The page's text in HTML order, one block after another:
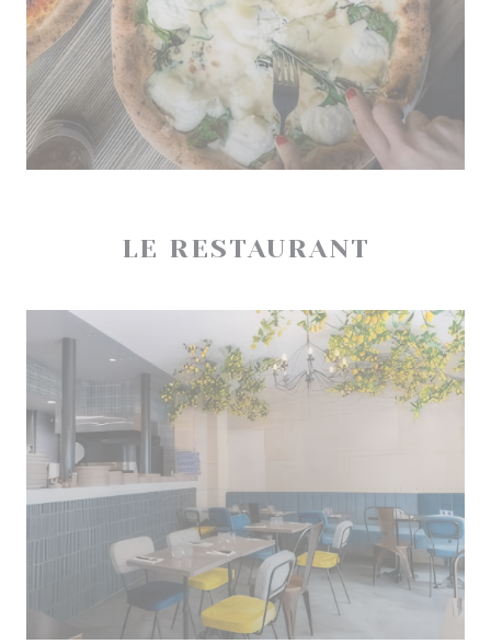
LE RESTAURANT